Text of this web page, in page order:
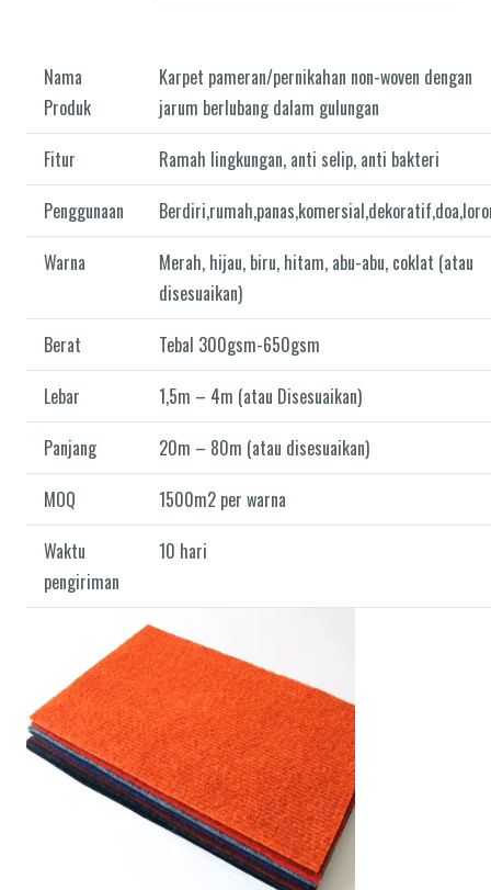
Nama
Produk
Karpet pameran/pernikahan non-woven dengan
jarum berlubang dalam gulungan
Fitur
Ramah lingkungan, anti selip, anti bakteri
Penggunaan
Warna
Merah, hijau, biru, hitam, abu-abu, coklat (atau
disesuaikan)
Berat
Tebal 300gsm-650gsm
Lebar
1,5m – 4m (atau Disesuaikan)
Panjang
20m – 80m (atau disesuaikan)
MOQ
1500m2 per warna
Waktu
pengiriman
10 hari